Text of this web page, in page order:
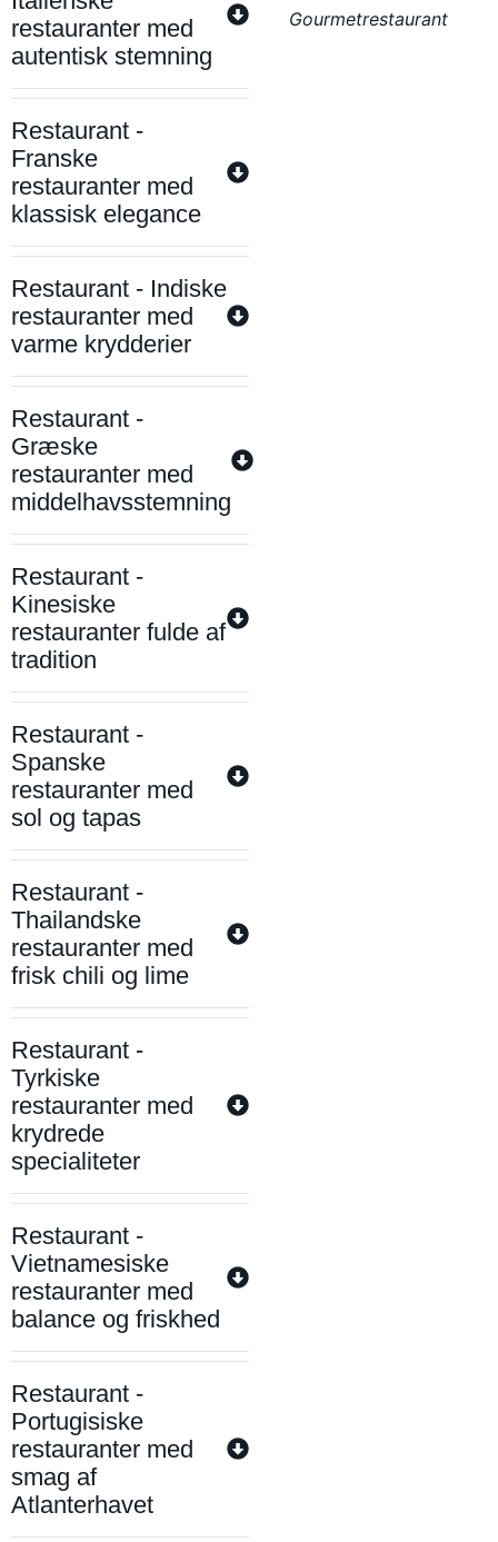
restauranter med
autentisk stemning
Restaurant -
Franske
restauranter med
klassisk elegance
Restaurant - Indiske
restauranter med
varme krydderier
Restaurant -
Græske
restauranter med
middelhavsstemning
Restaurant -
Kinesiske
restauranter fulde af
tradition
Restaurant -
Spanske
restauranter med
sol og tapas
Restaurant -
Thailandske
restauranter med
frisk chili og lime
Restaurant -
Tyrkiske
restauranter med
krydrede
specialiteter
Restaurant -
Vietnamesiske
restauranter med
balance og friskhed
Restaurant -
Portugisiske
restauranter med
smag af
Atlanterhavet
Gourmetrestaurant